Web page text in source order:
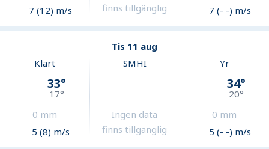
7 (12) m/s
finns tillgänglig
7 (- -) m/s
Tis 11 aug
Klart
33°
17°
0 mm
5 (8) m/s
SMHI
Ingen data
finns tillgänglig
Yr
34°
20°
0 mm
5 (- -) m/s